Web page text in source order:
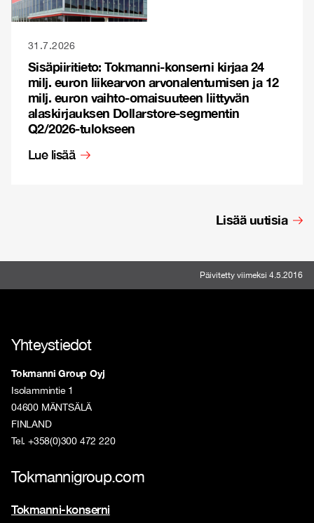
31.7.2026
Sisäpiiritieto: Tokmanni-konserni kirjaa 24
milj. euron liikearvon arvonalentumisen ja 12
milj. euron vaihto-omaisuuteen liittyvän
alaskirjauksen Dollarstore-segmentin
Q2/2026-tulokseen
Lue lisää
Lisää uutisia
Päivitetty viimeksi 4.5.2016
Yhteystiedot
Tokmanni Group Oyj
Isolammintie 1
04600 MÄNTSÄLÄ
FINLAND
Tel. +358(0)300 472 220
Tokmannigroup.com
Tokmanni-konserni